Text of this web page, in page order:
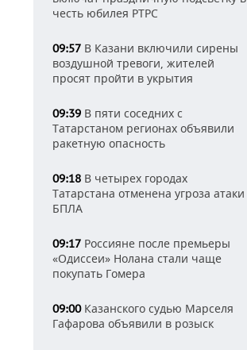
честь юбилея РТРС
09:57 В Казани включили сирены
воздушной тревоги, жителей
просят пройти в укрытия
09:39 В пяти соседних с
Татарстаном регионах объявили
ракетную опасность
09:18 В четырех городах
Татарстана отменена угроза атаки
БПЛА
09:17 Россияне после премьеры
«Одиссеи» Нолана стали чаще
покупать Гомера
09:00Казанского судью Марселя
Гафарова объявили в розыск